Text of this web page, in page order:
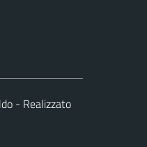
- Realizzato